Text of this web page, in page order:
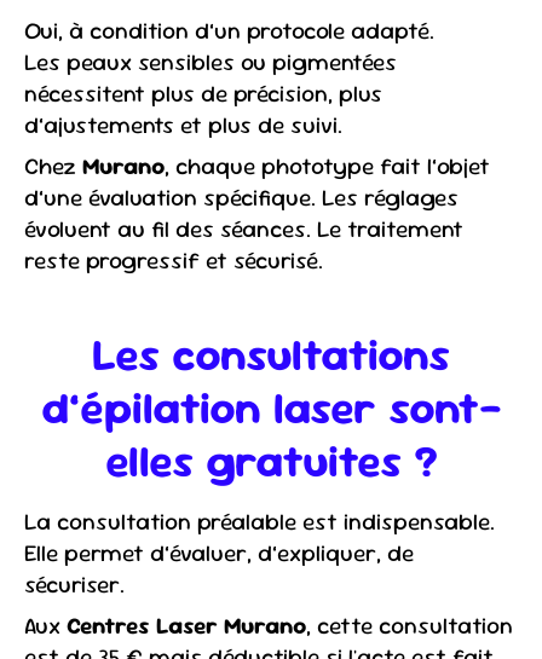
Oui, à condition d’un protocole adapté.
Les peaux sensibles ou pigmentées
nécessitent plus de précision, plus
d’ajustements et plus de suivi.
Chez Murano, chaque phototype fait l’objet
d’une évaluation spécifique. Les réglages
évoluent au fil des séances. Le traitement
reste progressif et sécurisé.
Les consultations
d’épilation laser sont-
elles gratuites ?
La consultation préalable est indispensable.
Elle permet d’évaluer, d’expliquer, de
sécuriser.
Aux Centres Laser Murano, cette consultation